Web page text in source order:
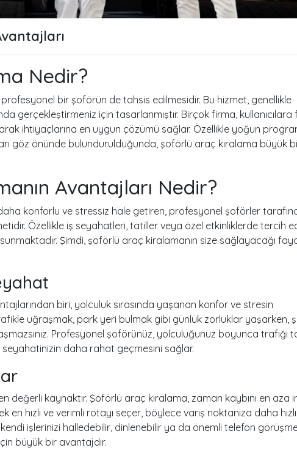
Nedir?
bir şoförün de tahsis edilmesidir. Bu hizmet, genellikle
gerçekleştirmeniz için tasarlanmıştır. Birçok firma, kullanıcılara
ihtiyaçlarına en uygun çözümü sağlar. Özellikle yoğun
göz önünde bulundurulduğunda, şoförlü araç kiralama büyük
Avantajları Nedir?
konforlu ve stressiz hale getiren, profesyonel şoförler
Özellikle iş seyahatleri, tatiller veya özel etkinliklerde tercih
Şimdi, şoförlü araç kiralamanın size sağlayacağı
biri, yolculuk sırasında yaşanan konfor ve stresin
trafikle uğraşmak, park yeri bulmak gibi günlük zorluklar yaşarken,
Profesyonel şoförünüz, yolculuğunuz boyunca trafiği
daha rahat geçmesini sağlar.
değerli kaynaktır. Şoförlü araç kiralama, zaman kaybını en aza
hızlı ve verimli rotayı seçer, böylece varış noktanıza daha hızlı
işlerinizi halledebilir, dinlenebilir ya da önemli telefon
büyük bir avantajdır.